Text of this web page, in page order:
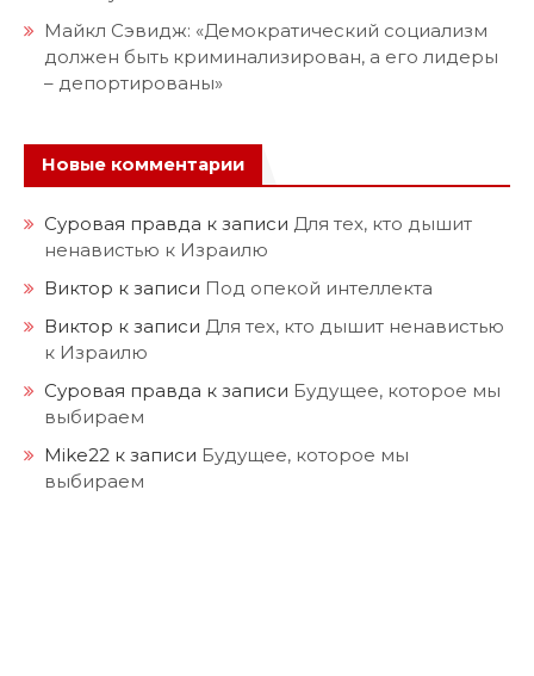
Майкл Сэвидж: «Демократический социализм
должен быть криминализирован, а его лидеры
– депортированы»
Новые комментарии
Суровая правда к записи Для тех, кто дышит
ненавистью к Израилю
Виктор к записи Под опекой интеллекта
Виктор к записи Для тех, кто дышит ненавистью
к Израилю
Суровая правда к записи Будущее, которое мы
выбираем
Mike22 к записи Будущее, которое мы
выбираем